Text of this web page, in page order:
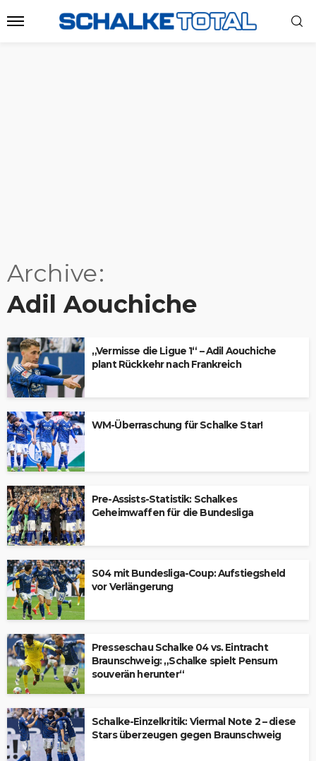
Archive
Adil Aouchiche
„Vermisse die Ligue 1“ – Adil Aouchiche
plant Rückkehr nach Frankreich
WM-Überraschung für Schalke Star!
Pre-Assists-Statistik: Schalkes
Geheimwaffen für die Bundesliga
S04 mit Bundesliga-Coup: Aufstiegsheld
vor Verlängerung
Presseschau Schalke 04 vs. Eintracht
Braunschweig: „Schalke spielt Pensum
souverän herunter“
Schalke-Einzelkritik: Viermal Note 2 – diese
Stars überzeugen gegen Braunschweig